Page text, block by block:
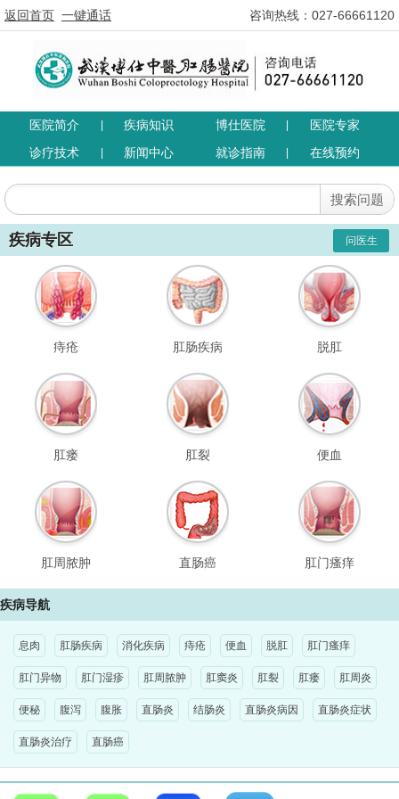
返回首页 一键通话 咨询热线：027-66661120
医院简介 疾病知识 博仕医院
医院专家
诊疗技术
新闻中心 就诊指南 在线预约
疾病专区 问医生
痔疮 肛肠疾病 脱肛
肛瘘 肛裂 便血
肛周脓肿 直肠癌 肛门瘙痒
疾病导航
息肉 肛肠疾病 消化疾病 痔疮 便血 脱肛 肛门瘙痒
肛门异物 肛门湿疹 肛周脓肿 肛窦炎 肛裂 肛瘘 肛周炎
便秘 腹泻 腹胀 直肠炎 结肠炎 直肠炎病因 直肠炎症状
直肠炎治疗 直肠癌